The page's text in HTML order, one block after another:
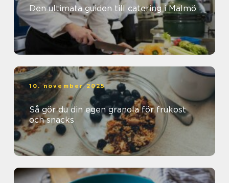
Den ultimata guiden till catering i Malmö
10. november 2025
Så gör du din egen granola för frukost
och snacks